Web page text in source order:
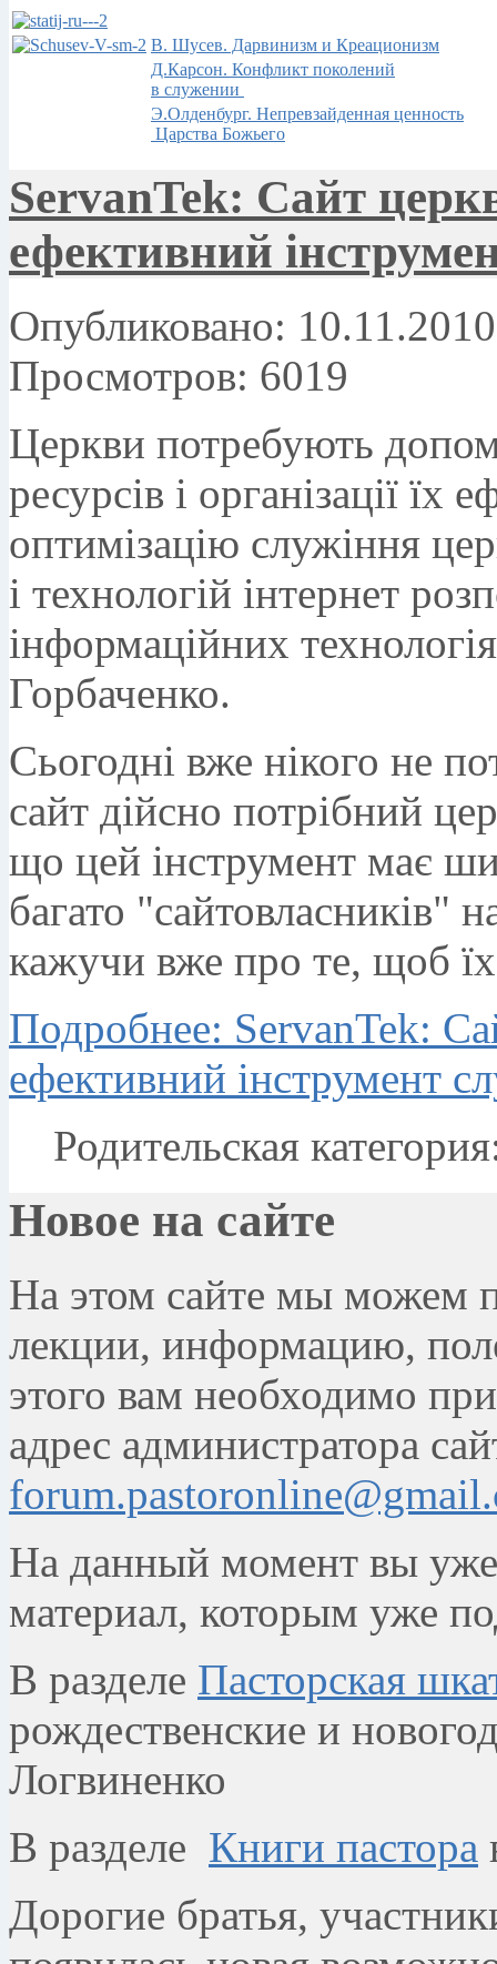
В. Шусев. Дарвинизм и Креационизм
Д.Карсон. Конфликт поколений
в служении
Э.Олденбург. Непревзайденная ценность
Царства Божьего
ServanTek: Сайт
ефективний
Опубликовано:
Просмотров: 6019
Церкви потребують
ресурсів і організації
оптимізацію служіння
і технологій інтернет
інформаційних
Горбаченко.
Сьогодні вже нікого не
сайт дійсно потрібний
що цей інструмент має
багато "сайтовласників"
кажучи вже про те, щоб
Подробнее: ServanTek:
ефективний інструмент
Родительская
Новое на сайте
На этом сайте мы можем
лекции, информацию,
этого вам необходимо
адрес администратора
На данный момент вы уже
материал, которым уже
В разделе Пасторская
рождественские и
Логвиненко
В разделе Книги пастора
Дорогие братья,